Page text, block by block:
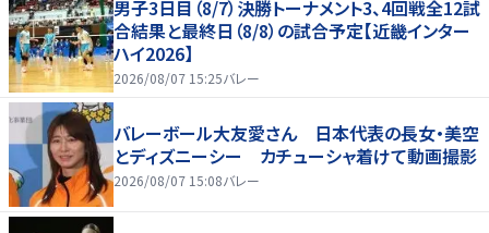
男子3日目（8/7）決勝トーナメント3、4回戦全12試
合結果と最終日（8/8）の試合予定【近畿インター
ハイ2026】
2026/08/07 15:25バレー
バレーボール大友愛さん 日本代表の長女・美空
とディズニーシー カチューシャ着けて動画撮影
2026/08/07 15:08バレー